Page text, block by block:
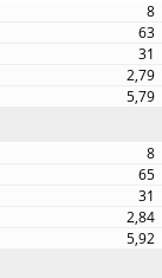
8
63
31
2,79
5,79
8
65
31
2,84
5,92